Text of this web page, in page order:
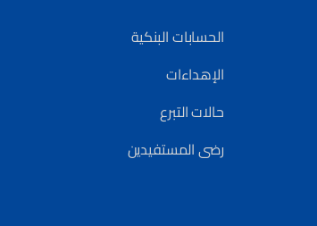
الحسابات البنكية
الإهداءات
حالات التبرع
رضى المستفيدين